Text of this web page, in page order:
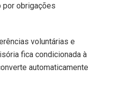
por obrigações
voluntárias e
fica condicionada à
automaticamente